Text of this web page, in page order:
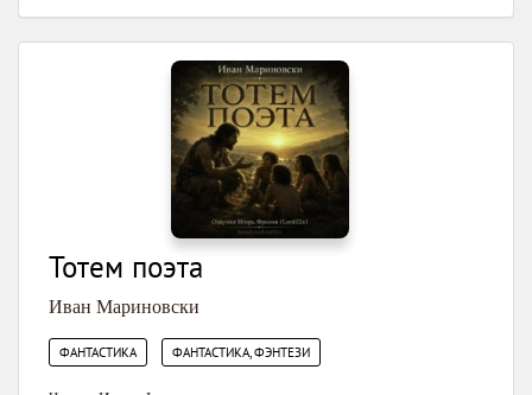
Тотем поэта
Иван Мариновски
ФАНТАСТИКА ФАНТАСТИКА, ФЭНТЕЗИ